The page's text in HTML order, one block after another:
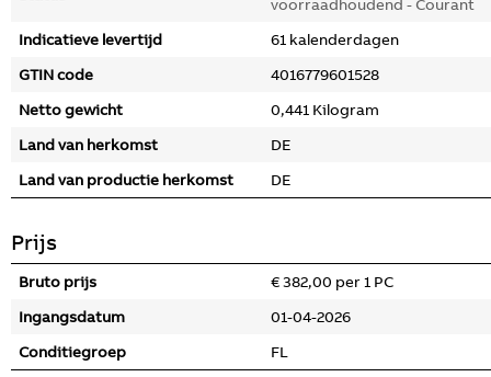
voorraadhoudend - Courant
Indicatieve levertijd
61 kalenderdagen
GTIN code
4016779601528
Netto gewicht
0,441 Kilogram
Land van herkomst
DE
Land van productie herkomst
DE
Prijs
Bruto prijs
€ 382,00 per 1 PC
Ingangsdatum
01-04-2026
Conditiegroep
FL